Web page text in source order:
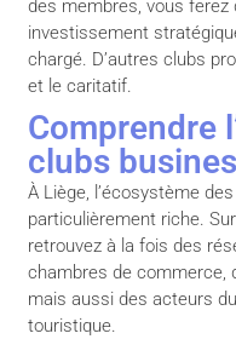
des membres, vous ferez
investissement
chargé. D’autres clubs
et le caritatif.
Comprendre
clubs
À Liège, l’écosystème
particulièrement riche.
retrouvez à la fois des
chambres de commerce,
mais aussi des acteurs
touristique.